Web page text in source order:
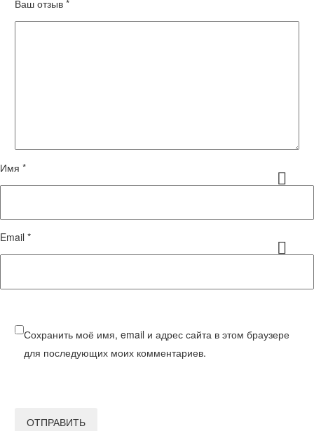
Ваш отзыв *
Имя *
Email *
Сохранить моё имя, email и адрес сайта в этом браузере
для последующих моих комментариев.
ОТПРАВИТЬ